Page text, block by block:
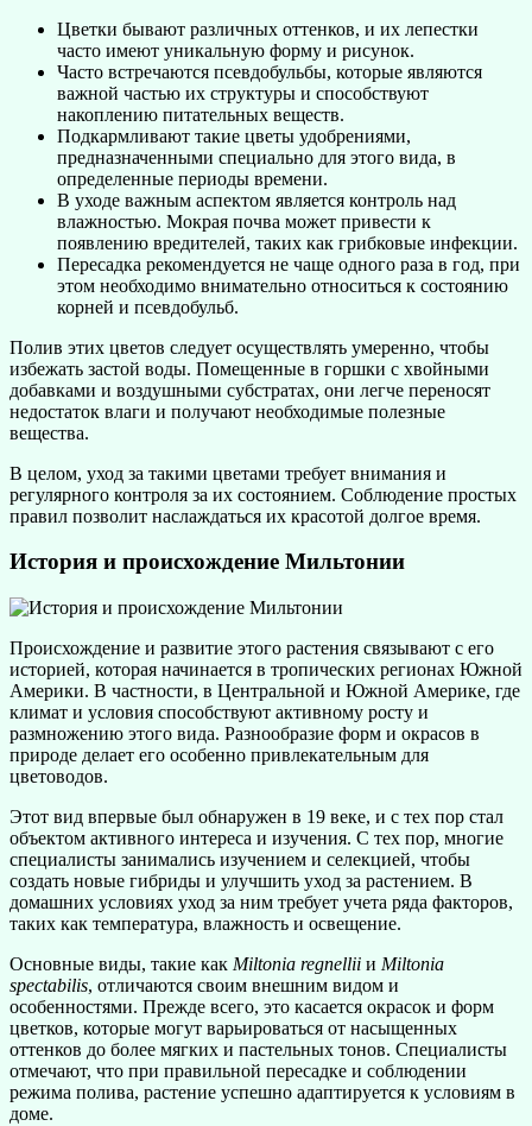
Цветки бывают различных оттенков, и их лепестки
часто имеют уникальную форму и рисунок.
Часто встречаются псевдобульбы, которые являются
важной частью их структуры и способствуют
накоплению питательных веществ.
Подкармливают такие цветы удобрениями,
предназначенными специально для этого вида, в
определенные периоды времени.
В уходе важным аспектом является контроль над
влажностью. Мокрая почва может привести к
появлению вредителей, таких как грибковые инфекции.
Пересадка рекомендуется не чаще одного раза в год, при
этом необходимо внимательно относиться к состоянию
корней и псевдобульб.
Полив этих цветов следует осуществлять умеренно, чтобы
избежать застой воды. Помещенные в горшки с хвойными
добавками и воздушными субстратах, они легче переносят
недостаток влаги и получают необходимые полезные
вещества.
В целом, уход за такими цветами требует внимания и
регулярного контроля за их состоянием. Соблюдение простых
правил позволит наслаждаться их красотой долгое время.
История и происхождение Мильтонии
Происхождение и развитие этого растения связывают с его
историей, которая начинается в тропических регионах Южной
Америки. В частности, в Центральной и Южной Америке, где
климат и условия способствуют активному росту и
размножению этого вида. Разнообразие форм и окрасов в
природе делает его особенно привлекательным для
цветоводов.
Этот вид впервые был обнаружен в 19 веке, и с тех пор стал
объектом активного интереса и изучения. С тех пор, многие
специалисты занимались изучением и селекцией, чтобы
создать новые гибриды и улучшить уход за растением. В
домашних условиях уход за ним требует учета ряда факторов,
таких как температура, влажность и освещение.
Основные виды, такие как Miltonia regnellii и Miltonia
spectabilis, отличаются своим внешним видом и
особенностями. Прежде всего, это касается окрасок и форм
цветков, которые могут варьироваться от насыщенных
оттенков до более мягких и пастельных тонов. Специалисты
отмечают, что при правильной пересадке и соблюдении
режима полива, растение успешно адаптируется к условиям в
доме.